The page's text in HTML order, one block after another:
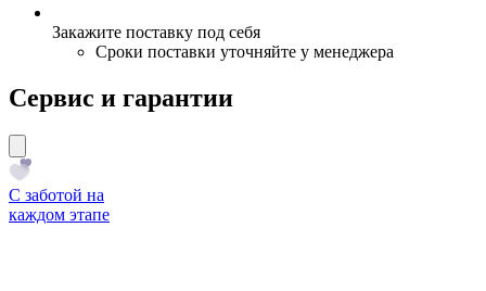
Закажите поставку под себя
Сроки поставки уточняйте у менеджера
Сервис и гарантии
С заботой на
каждом этапе